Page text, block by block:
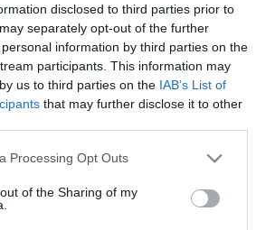
disclosed to third parties prior to
separately opt-out of the further
information by third parties on the
participants. This information may
us to third parties on the IAB’s List of
that may further disclose it to other
website/app uses one or more Google
visit or usage behaviour. You may click to
to Google and its third-party tags to
Processing Opt Outs
of the Sharing of my
lemondásának hírére
feladatok ellátására a lélek és a test
a konklávét
mindössze a hírek publikációjával foglalkozik, a
személyiségi jogainak és jó hírnevének tiszteletben